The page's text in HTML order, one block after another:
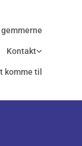
Kontakt
komme til